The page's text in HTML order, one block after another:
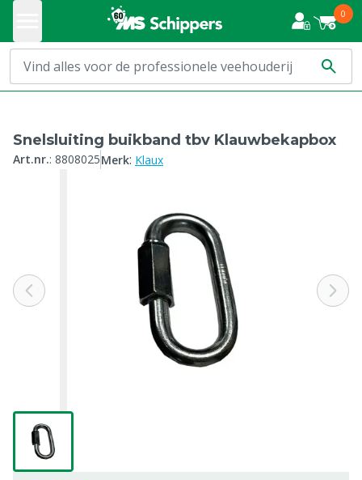
0
Snelsluiting buikband tbv Klauwbekapbox
Art.nr.: 8808025Merk: Klaux